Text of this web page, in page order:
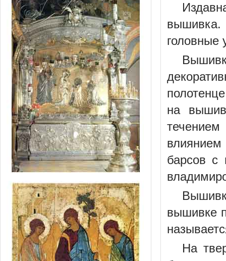
головные
на
влиянием
барсов с
вышивке
На